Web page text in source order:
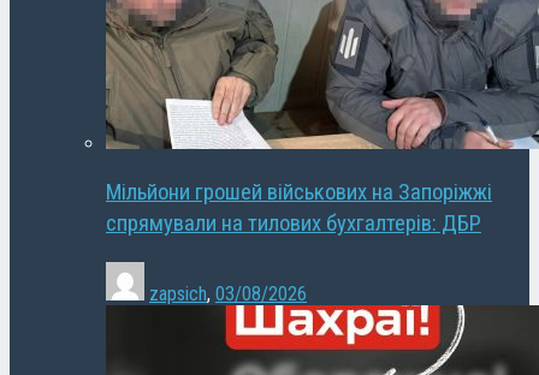
Мільйони грошей військових на Запоріжжі
спрямували на тилових бухгалтерів: ДБР
zapsich, 03/08/2026